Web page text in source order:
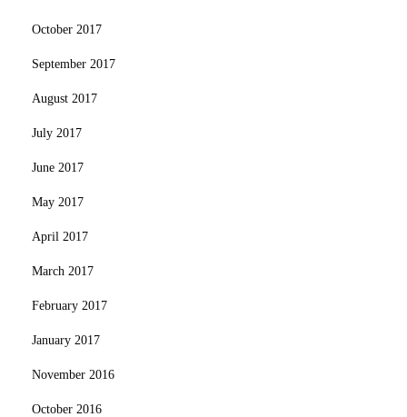
October 2017
September 2017
August 2017
July 2017
June 2017
May 2017
April 2017
March 2017
February 2017
January 2017
November 2016
October 2016